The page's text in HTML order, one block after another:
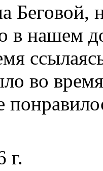
Беговой,
в нашем
во
г.